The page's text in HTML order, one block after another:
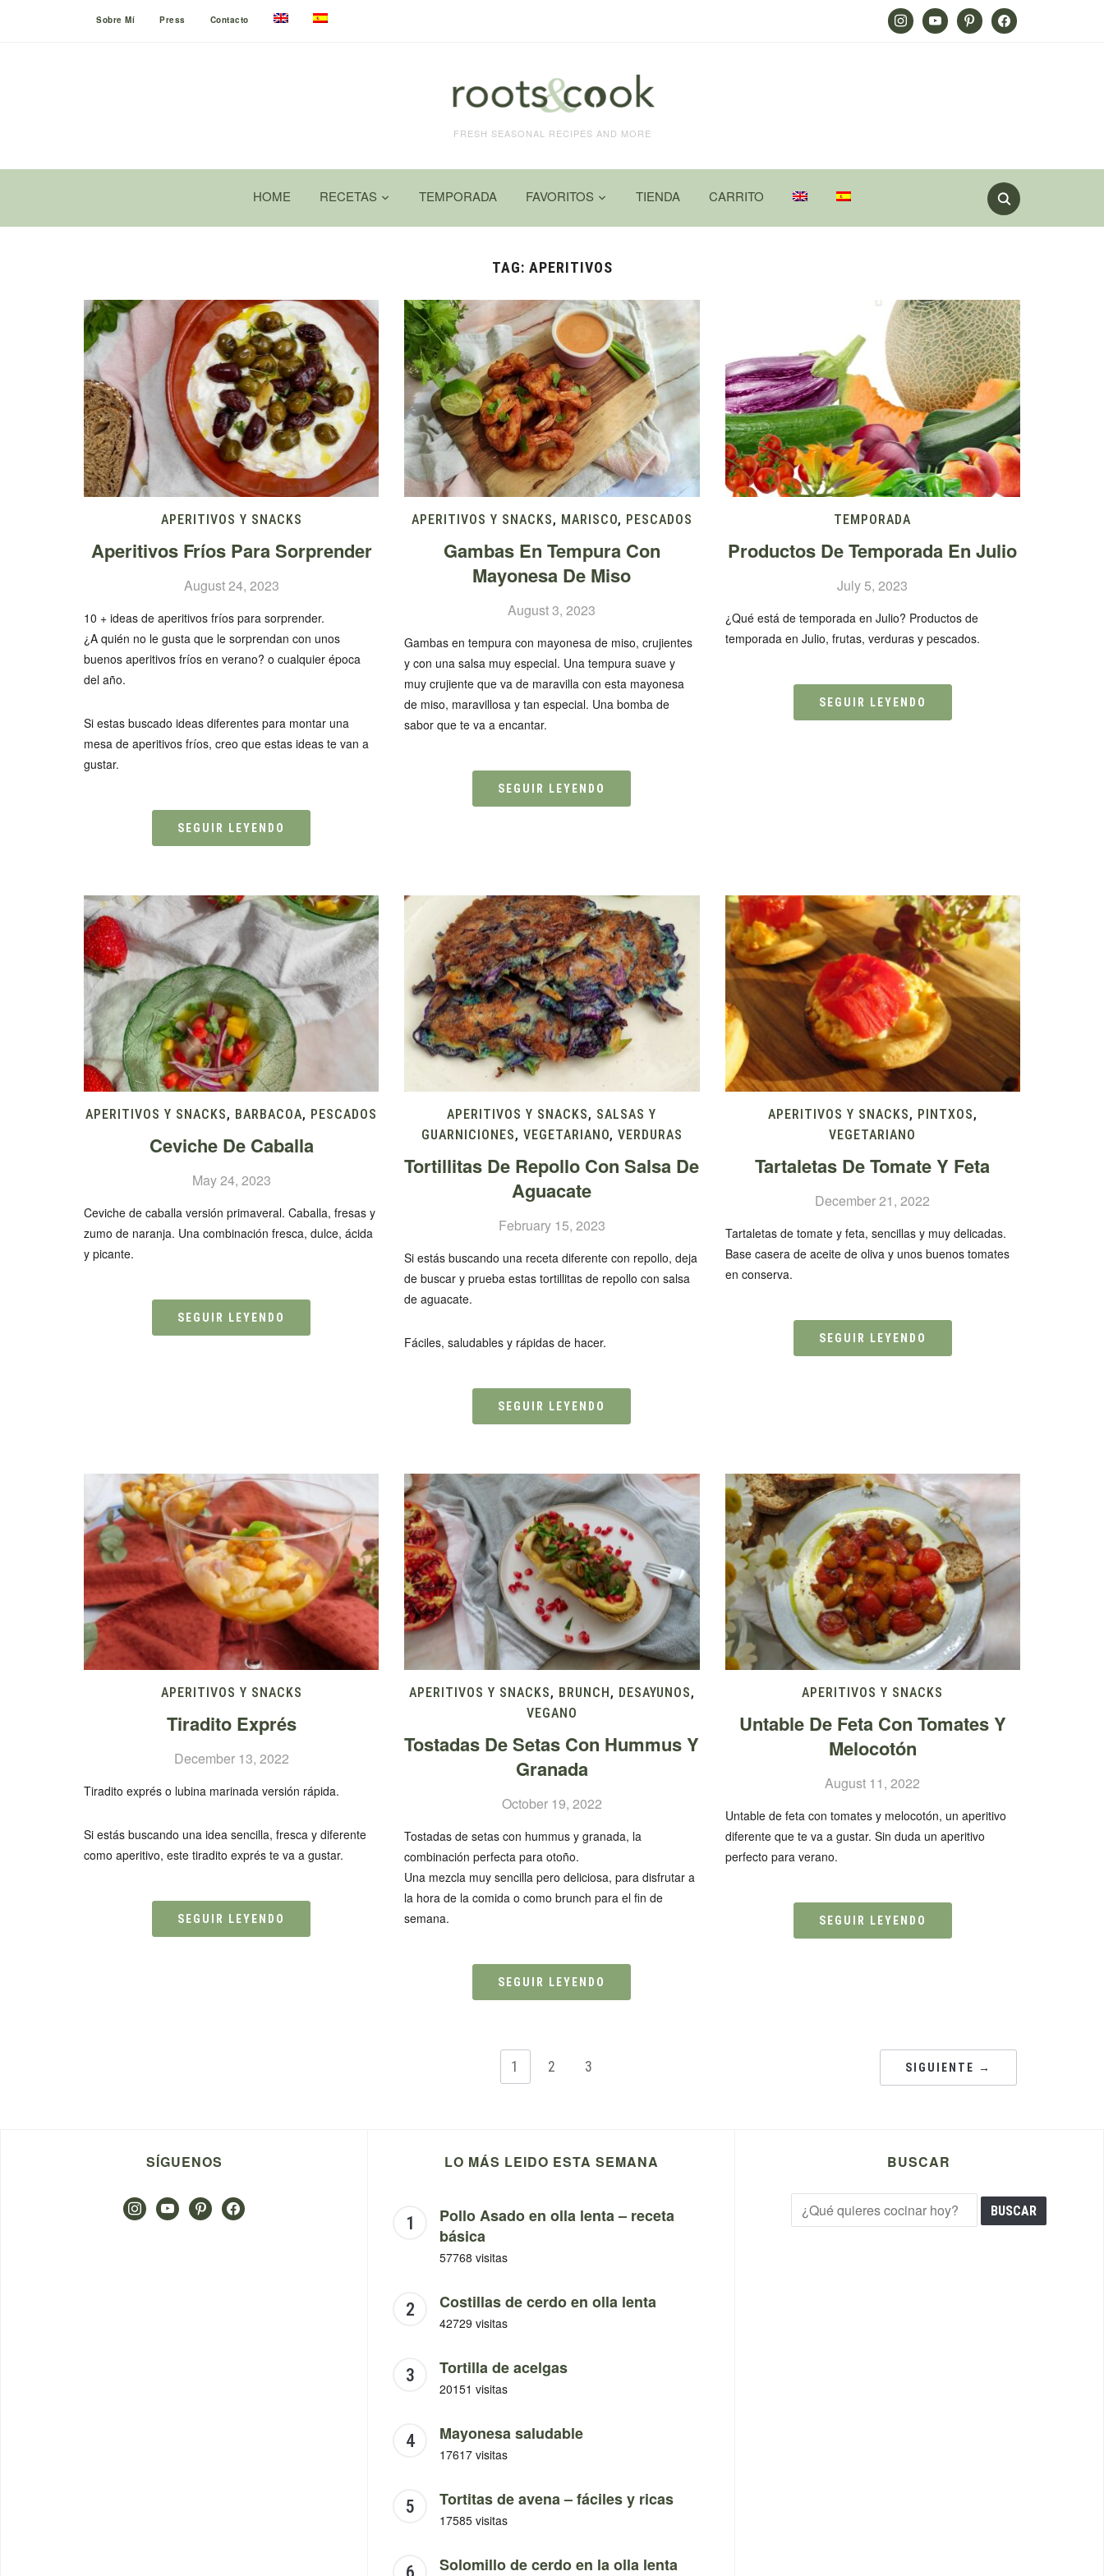
InstagramYoutube PinterestFacebook
Sobre Mí Press Contacto
FRESH SEASONAL RECIPES AND MORE
HOME RECETAS TEMPORADA FAVORITOS TIENDA CARRITO
TAG: APERITIVOS
APERITIVOS Y SNACKS
Aperitivos Fríos Para Sorprender
August 24, 2023
10 + ideas de aperitivos fríos para sorprender.
¿A quién no le gusta que le sorprendan con unos
buenos aperitivos fríos en verano? o cualquier época
del año.
Si estas buscado ideas diferentes para montar una
mesa de aperitivos fríos, creo que estas ideas te van a
gustar.
SEGUIR LEYENDO
APERITIVOS Y SNACKS, MARISCO, PESCADOS
Gambas En Tempura Con
Mayonesa De Miso
August 3, 2023
Gambas en tempura con mayonesa de miso, crujientes
y con una salsa muy especial. Una tempura suave y
muy crujiente que va de maravilla con esta mayonesa
de miso, maravillosa y tan especial. Una bomba de
sabor que te va a encantar.
SEGUIR LEYENDO
TEMPORADA
Productos De Temporada En Julio
July 5, 2023
¿Qué está de temporada en Julio? Productos de
temporada en Julio, frutas, verduras y pescados.
SEGUIR LEYENDO
APERITIVOS Y SNACKS, BARBACOA, PESCADOS
Ceviche De Caballa
May 24, 2023
Ceviche de caballa versión primaveral. Caballa, fresas y
zumo de naranja. Una combinación fresca, dulce, ácida
y picante.
SEGUIR LEYENDO
APERITIVOS Y SNACKS, SALSAS Y
GUARNICIONES, VEGETARIANO, VERDURAS
Tortillitas De Repollo Con Salsa De
Aguacate
February 15, 2023
Si estás buscando una receta diferente con repollo, deja
de buscar y prueba estas tortillitas de repollo con salsa
de aguacate.
Fáciles, saludables y rápidas de hacer.
SEGUIR LEYENDO
APERITIVOS Y SNACKS, PINTXOS,
VEGETARIANO
Tartaletas De Tomate Y Feta
December 21, 2022
Tartaletas de tomate y feta, sencillas y muy delicadas.
Base casera de aceite de oliva y unos buenos tomates
en conserva.
SEGUIR LEYENDO
APERITIVOS Y SNACKS
Tiradito Exprés
December 13, 2022
Tiradito exprés o lubina marinada versión rápida.
Si estás buscando una idea sencilla, fresca y diferente
como aperitivo, este tiradito exprés te va a gustar.
SEGUIR LEYENDO
APERITIVOS Y SNACKS, BRUNCH , DESAYUNOS,
VEGANO
Tostadas De Setas Con Hummus Y
Granada
October 19, 2022
Tostadas de setas con hummus y granada, la
combinación perfecta para otoño.
Una mezcla muy sencilla pero deliciosa, para disfrutar a
la hora de la comida o como brunch para el fin de
semana.
SEGUIR LEYENDO
APERITIVOS Y SNACKS
Untable De Feta Con Tomates Y
Melocotón
August 11, 2022
Untable de feta con tomates y melocotón, un aperitivo
diferente que te va a gustar. Sin duda un aperitivo
perfecto para verano.
SEGUIR LEYENDO
1 2 3 SIGUIENTE →
SÍGUENOS
instagramyoutubepinterestfacebook
LO MÁS LEIDO ESTA SEMANA
Pollo Asado en olla lenta – receta
básica
57768 visitas
Costillas de cerdo en olla lenta
42729 visitas
Tortilla de acelgas
20151 visitas
Mayonesa saludable
17617 visitas
Tortitas de avena – fáciles y ricas
17585 visitas
Solomillo de cerdo en la olla lenta
BUSCAR